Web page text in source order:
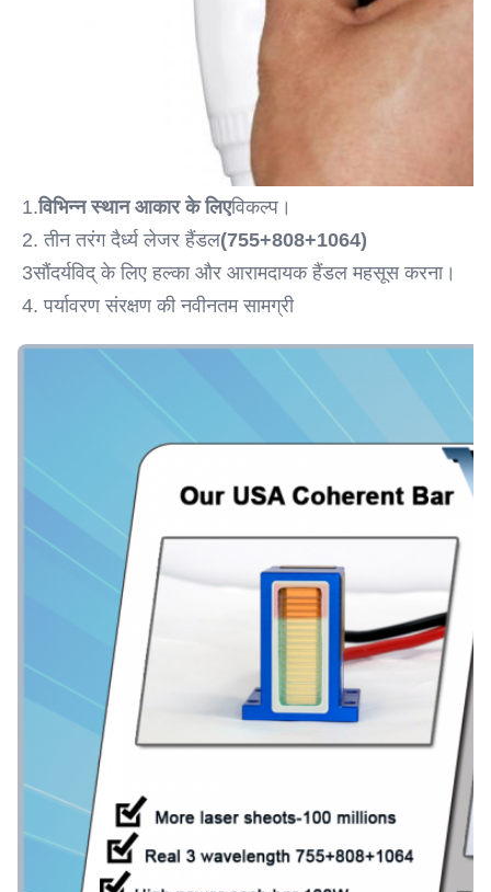
1.विभिन्न स्थान आकार के लिएविकल्प।
2. तीन तरंग दैर्ध्य लेजर हैंडल(755+808+1064)
3सौंदर्यविद् के लिए हल्का और आरामदायक हैंडल महसूस करना।
4. पर्यावरण संरक्षण की नवीनतम सामग्री